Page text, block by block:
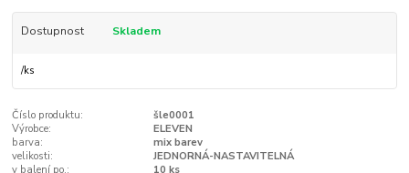
Dostupnost Skladem
/ks
Číslo produktu:
šle0001
Výrobce:
ELEVEN
barva:
mix barev
velikosti:
JEDNORNÁ-NASTAVITELNÁ
v balení po.:
10 ks